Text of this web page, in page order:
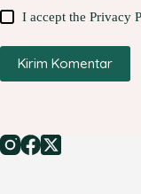
I accept thePrivacy
Kirim Komentar